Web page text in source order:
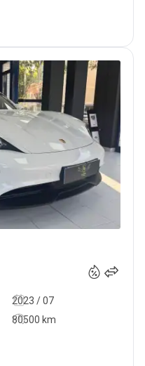
2023 / 07
80500 km